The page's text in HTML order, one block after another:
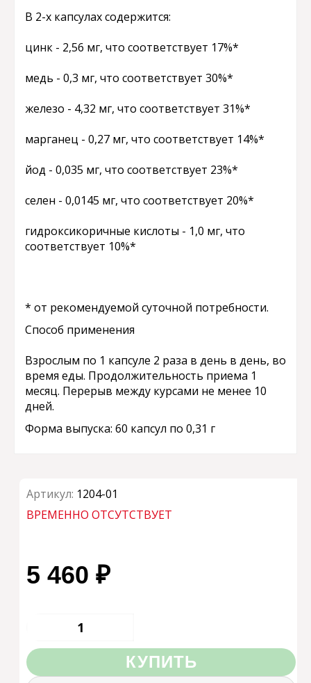
В 2-х капсулах содержится:
цинк - 2,56 мг, что соответствует 17%*
медь - 0,3 мг, что соответствует 30%*
железо - 4,32 мг, что соответствует 31%*
марганец - 0,27 мг, что соответствует 14%*
йод - 0,035 мг, что соответствует 23%*
селен - 0,0145 мг, что соответствует 20%*
гидроксикоричные кислоты - 1,0 мг, что
соответствует 10%*
* от рекомендуемой суточной потребности.
Способ применения
Взрослым по 1 капсуле 2 раза в день в день, во
время еды. Продолжительность приема 1
месяц. Перерыв между курсами не менее 10
дней.
Форма выпуска: 60 капсул по 0,31 г
Артикул: 1204-01
ВРЕМЕННО ОТСУТСТВУЕТ
5 460 ₽
КУПИТЬ